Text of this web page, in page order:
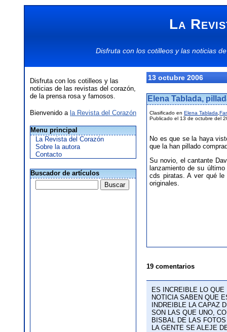
La
Disfruta con los cotilleosy las noticias
Disfruta con los cotilleos y las
noticias de las revistas del corazón,
de la prensa rosa y famosos.
Bienvenido a la Revista del Corazón
Menu principal
La Revista del Corazón
Sobre la autora
Contacto
Buscador de artículos
13 octubre 2006
Elena Tablada,
Clasificado en Elena Tablada
Publicado el 13 de octubre del
No es que se la haya
que la han pillado
Su novio, el cantante
lanzamiento de su
cds piratas. A ver qué
originales.
19 comentarios
ES INCREIBLE LO
NOTICIA SABEN QUE
INDREIBLE LA CAPAZ
SON LAS QUE UNO,
BISBAL DE LAS
LA GENTE SE ALEJE